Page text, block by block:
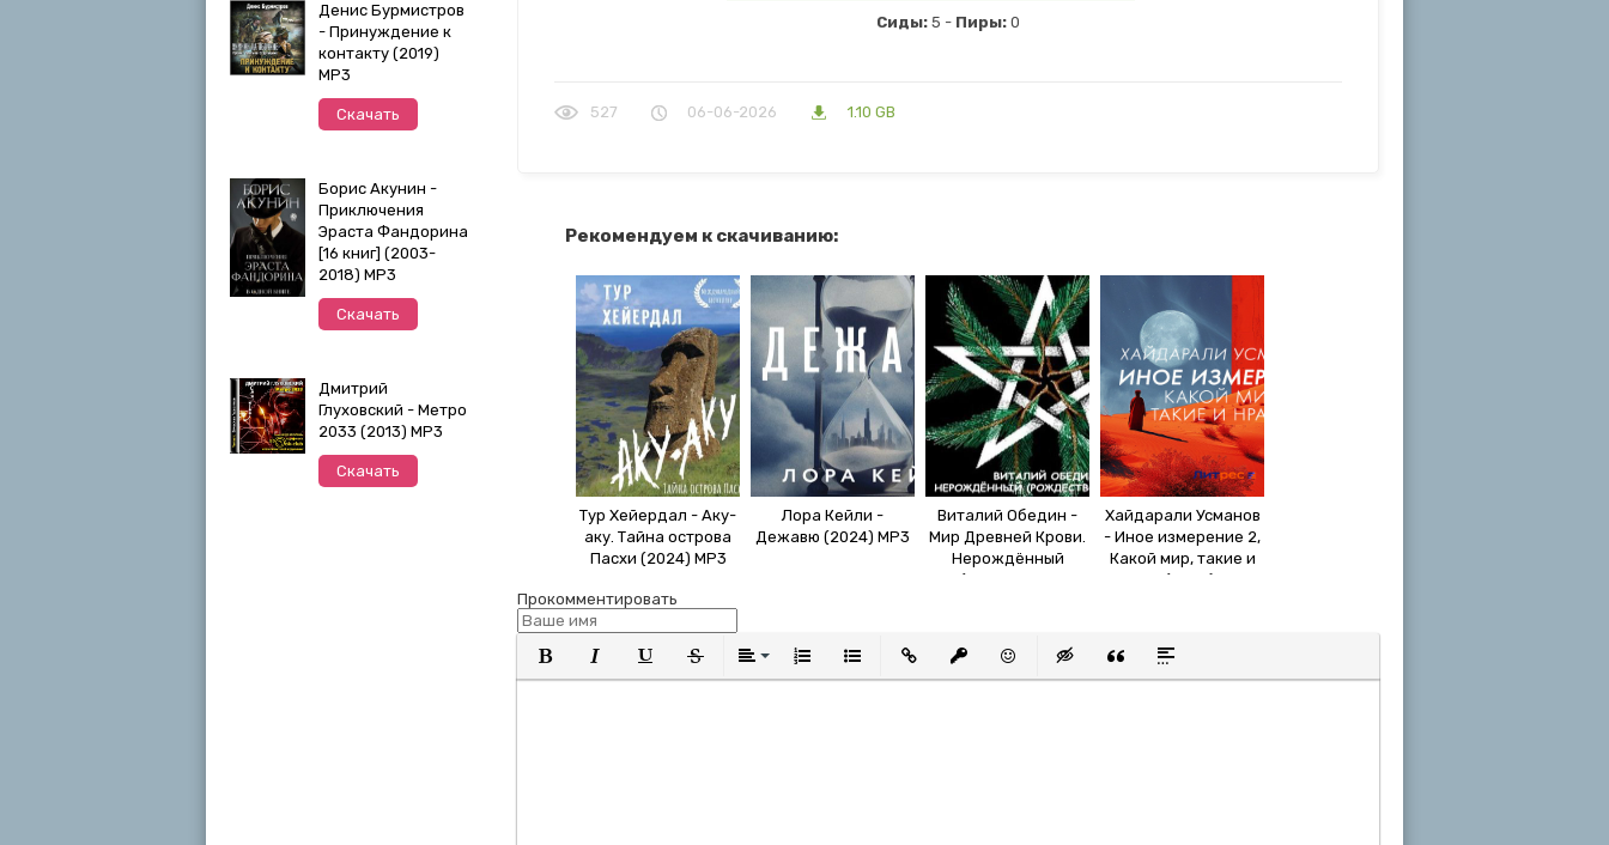
Денис Бурмистров
- Принуждение к
контакту (2019)
MP3
Скачать
Борис Акунин -
Приключения
Эраста Фандорина
[16 книг] (2003-
2018) МР3
Скачать
Дмитрий
Глуховский - Метро
2033 (2013) MP3
Скачать
Сиды: 5 - Пиры: 0
527 06-06-2026 1.10 GB
Рекомендуем к скачиванию:
Тур Хейердал - Аку-
аку. Тайна острова
Пасхи (2024) MP3
Лора Кейли -
Дежавю (2024) MP3
Виталий Обедин -
Мир Древней Крови.
Нерождённый
(Рождество
Хайдарали Усманов
- Иное измерение 2,
Какой мир, такие и
нравы (2024) МР3
Прокомментировать
Полужирный
КурсивПодчеркнутый
ЗачеркнутыйВыравнивание
Нумерованный список
Маркированный список
Вставить ссылку
Вставить защищенную ссылку
Вставить смайлик
Вставка скрытого текста
Вставка цитаты
Вставка спойлера